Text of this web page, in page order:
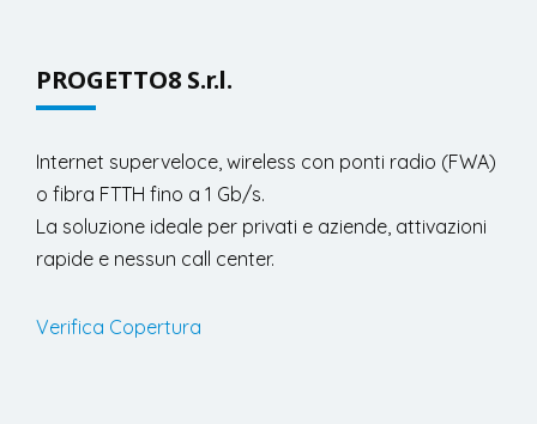
PROGETTO8 S.r.l.
Internet superveloce, wireless con ponti radio (FWA)
o fibra FTTH fino a 1 Gb/s.
La soluzione ideale per privati e aziende, attivazioni
rapide e nessun call center.
Verifica Copertura